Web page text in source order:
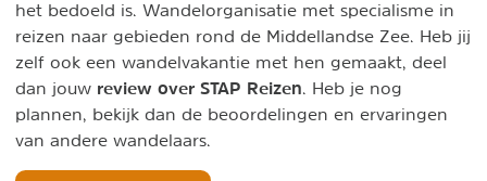
Nieuwsbrief Uitgelicht
Partners nl /fr
het bedoeld is. Wandelorganisatie met specialisme in
reizen naar gebieden rond de Middellandse Zee. Heb jij
zelf ook een wandelvakantie met hen gemaakt, deel
dan jouw review over STAP Reizen . Heb je nog
plannen, bekijk dan de beoordelingen en ervaringen
van andere wandelaars.